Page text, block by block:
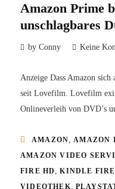
Amazon Prime
unschlagbares
by Conny Keine
Anzeige Dass Amazon
seit Lovefilm. Lovefilm
Onlineverleih von DVD’s
AMAZON,AMAZON
AMAZON VIDEO
FIRE HD ,KINDLE
VIDEOTHEK,